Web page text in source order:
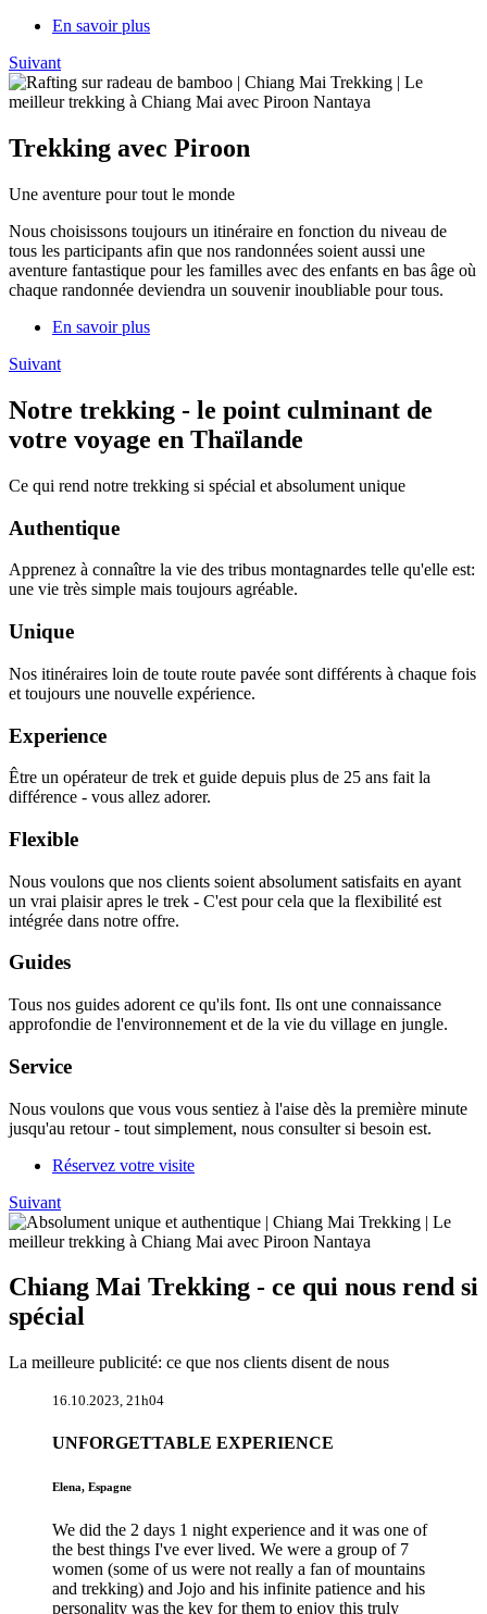
En savoir plus
Suivant
Trekking avec Piroon
Une aventure pour tout le monde
Nous choisissons toujours un itinéraire en fonction du niveau de
tous les participants afin que nos randonnées soient aussi une
aventure fantastique pour les familles avec des enfants en bas âge où
chaque randonnée deviendra un souvenir inoubliable pour tous.
En savoir plus
Suivant
Notre trekking - le point culminant de
votre voyage en Thaïlande
Ce qui rend notre trekking si spécial et absolument unique
Authentique
Apprenez à connaître la vie des tribus montagnardes telle qu'elle est:
une vie très simple mais toujours agréable.
Unique
Nos itinéraires loin de toute route pavée sont différents à chaque fois
et toujours une nouvelle expérience.
Experience
Être un opérateur de trek et guide depuis plus de 25 ans fait la
différence - vous allez adorer.
Flexible
Nous voulons que nos clients soient absolument satisfaits en ayant
un vrai plaisir apres le trek - C'est pour cela que la flexibilité est
intégrée dans notre offre.
Guides
Tous nos guides adorent ce qu'ils font. Ils ont une connaissance
approfondie de l'environnement et de la vie du village en jungle.
Service
Nous voulons que vous vous sentiez à l'aise dès la première minute
jusqu'au retour - tout simplement, nous consulter si besoin est.
Réservez votre visite
Suivant
Chiang Mai Trekking - ce qui nous rend si
spécial
La meilleure publicité: ce que nos clients disent de nous
16.10.2023, 21h04
UNFORGETTABLE EXPERIENCE
Elena, Espagne
We did the 2 days 1 night experience and it was one of
the best things I've ever lived. We were a group of 7
women (some of us were not really a fan of mountains
and trekking) and Jojo and his infinite patience and his
personality was the key for them to enjoy this truly